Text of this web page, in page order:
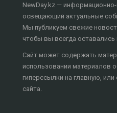
NewDay.kz —
освещающий актуальные
Мы публикуем свежие
чтобы вы всегда оставались
Сайт может содержать
использовании материалов
гиперссылки на главную,
сайта.